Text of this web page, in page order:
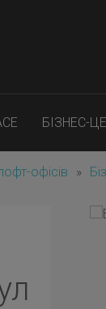
БІЗНЕС-
офісів »